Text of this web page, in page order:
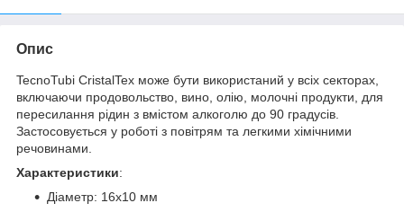
Опис
TecnoTubi CristalTex може бути використаний у всіх секторах,
включаючи продовольство, вино, олію, молочні продукти, для
пересилання рідин з вмістом алкоголю до 90 градусів.
Застосовується у роботі з повітрям та легкими хімічними
речовинами.
Характеристики:
Діаметр: 16х10 мм